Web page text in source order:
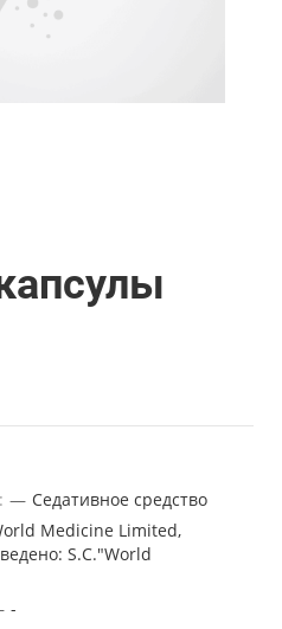
— Седативное средство
Medicine Limited,
S.C."World
-